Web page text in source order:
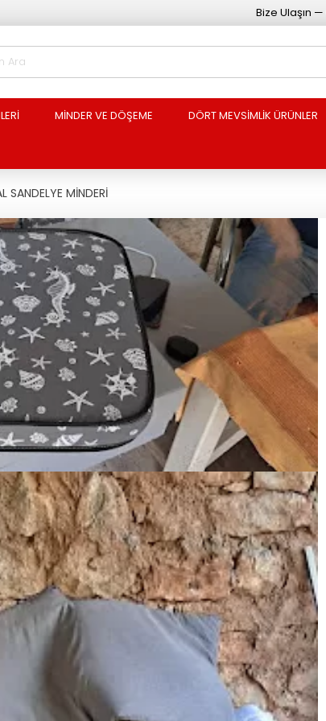
Bize Ulaşın —
MİNDER VE DÖŞEME DÖRT MEVSİMLİK ÜRÜNLER
SANDELYE MİNDERİ